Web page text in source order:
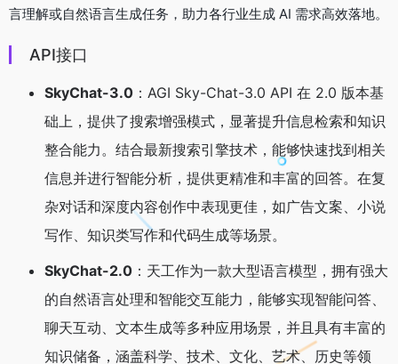
言理解或自然语言生成任务，助力各行业生成 AI 需求高效落地。
API接口
SkyChat-3.0 ：AGI Sky-Chat-3.0 API 在 2.0 版本基
础上，提供了搜索增强模式，显著提升信息检索和知识
整合能力。结合最新搜索引擎技术，能够快速找到相关
信息并进行智能分析，提供更精准和丰富的回答。在复
杂对话和深度内容创作中表现更佳，如广告文案、小说
写作、知识类写作和代码生成等场景。
SkyChat-2.0 ：天工作为一款大型语言模型，拥有强大
的自然语言处理和智能交互能力，能够实现智能问答、
聊天互动、文本生成等多种应用场景，并且具有丰富的
知识储备，涵盖科学、技术、文化、艺术、历史等领